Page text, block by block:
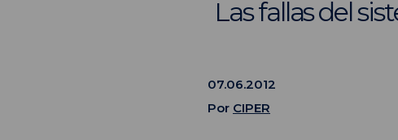
Las fallas del
07.06.2012
Por CIPER